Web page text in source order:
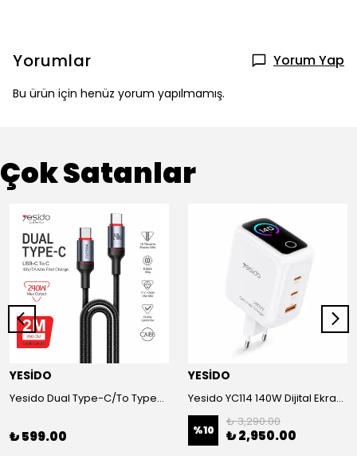
Yorumlar Yorum Yap
Bu ürün için henüz yorum yapılmamış.
Çok Satanlar
YESİDO
Yesido Dual Type-C/To Type-C 48V/5A Süper Hızlı Şarj ve Veri Kablo
₺ 599.00
YESİDO
Yesido YC114 140W Dijital Ekranlı PD Hızlı Şarj Aleti - Beyaz
%10
₺ 3,290.00
₺ 2,950.00